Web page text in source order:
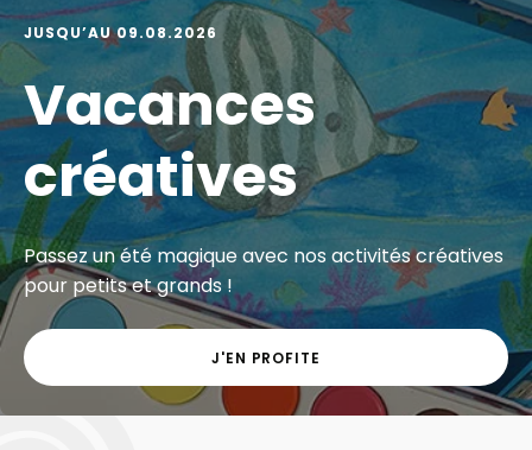
JUSQU’AU 09.08.2026
Vacances
créatives
Passez un été magique avec nos activités créatives
pour petits et grands !
J'EN PROFITE